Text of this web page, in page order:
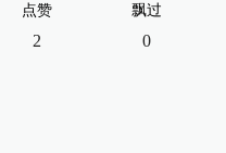
点赞
2
飘过
0